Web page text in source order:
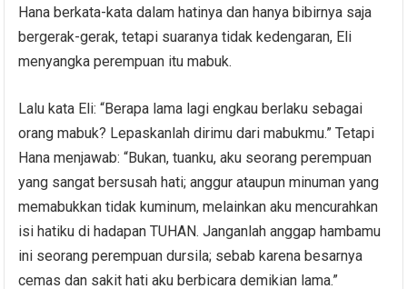
Hana berkata-kata dalam hatinya dan hanya bibirnya saja
bergerak-gerak, tetapi suaranya tidak kedengaran, Eli
menyangka perempuan itu mabuk.
Lalu kata Eli: “Berapa lama lagi engkau berlaku sebagai
orang mabuk? Lepaskanlah dirimu dari mabukmu.” Tetapi
Hana menjawab: “Bukan, tuanku, aku seorang perempuan
yang sangat bersusah hati; anggur ataupun minuman yang
memabukkan tidak kuminum, melainkan aku mencurahkan
isi hatiku di hadapan TUHAN. Janganlah anggap hambamu
ini seorang perempuan dursila; sebab karena besarnya
cemas dan sakit hati aku berbicara demikian lama.”